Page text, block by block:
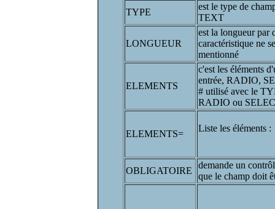
TYPE
est le type de
TEXT
LONGUEUR
est la longueur par
caractéristique ne
mentionné
ELEMENTS
c'est les éléments
entrée, RADIO,
# utilisé avec le
RADIO ou
ELEMENTS=
Liste les éléments :
OBLIGATOIRE
demande un
que le champ doit